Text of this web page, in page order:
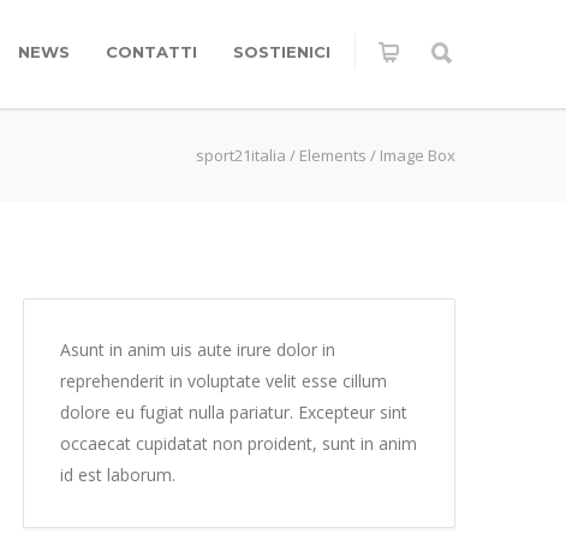
NEWS CONTATTI SOSTIENICI
sport21italia / Elements / Image Box
Asunt in anim uis aute irure dolor in
reprehenderit in voluptate velit esse cillum
dolore eu fugiat nulla pariatur. Excepteur sint
occaecat cupidatat non proident, sunt in anim
id est laborum.